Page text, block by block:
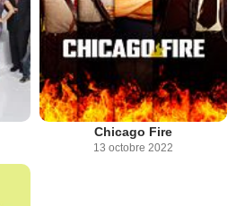
Chicago Fire
13 octobre 2022